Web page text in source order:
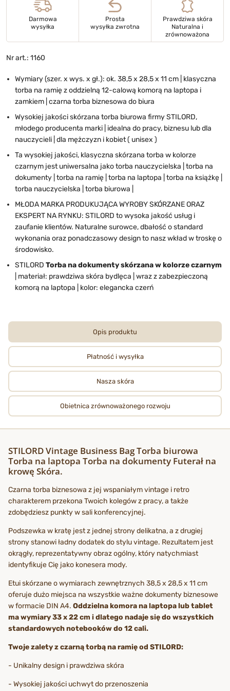
Darmowa
wysyłka
Prosta
wysyłka zwrotna
Prawdziwa skóra
Naturalna i
zrównoważona
Nr art.: 1160
Wymiary (szer. x wys. x gł.): ok. 38,5 x 28,5 x 11 cm | klasyczna
torba na ramię z oddzielną 12-calową komorą na laptopa i
zamkiem | czarna torba biznesowa do biura
Wysokiej jakości skórzana torba biurowa firmy STILORD,
młodego producenta marki | idealna do pracy, biznesu lub dla
nauczycieli | dla mężczyzn i kobiet ( unisex )
Ta wysokiej jakości, klasyczna skórzana torba w kolorze
czarnym jest uniwersalna jako torba nauczycielska | torba na
dokumenty | torba na ramię | torba na laptopa | torba na książkę |
torba nauczycielska | torba biurowa |
MŁODA MARKA PRODUKUJĄCA WYROBY SKÓRZANE ORAZ
EKSPERT NA RYNKU: STILORD to wysoka jakość usług i
zaufanie klientów. Naturalne surowce, dbałość o standard
wykonania oraz ponadczasowy design to nasz wkład w troskę o
środowisko.
STILORD Torba na dokumenty skórzana w kolorze czarnym
| materiał: prawdziwa skóra bydlęca | wraz z zabezpieczoną
komorą na laptopa | kolor: elegancka czerń
Opis produktu
Płatność i wysyłka
Nasza skóra
Obietnica zrównoważonego rozwoju
STILORD Vintage Business Bag Torba biurowa
Torba na laptopa Torba na dokumenty Futerał na
krowę Skóra.
Czarna torba biznesowa z jej wspaniałym vintage i retro
charakterem przekona Twoich kolegów z pracy, a także
zdobędziesz punkty w sali konferencyjnej.
Podszewka w kratę jest z jednej strony delikatna, a z drugiej
strony stanowi ładny dodatek do stylu vintage. Rezultatem jest
okrągły, reprezentatywny obraz ogólny, który natychmiast
identyfikuje Cię jako konesera mody.
Etui skórzane o wymiarach zewnętrznych 38,5 x 28,5 x 11 cm
oferuje dużo miejsca na wszystkie ważne dokumenty biznesowe
w formacie DIN A4. Oddzielna komora na laptopa lub tablet
ma wymiary 33 x 22 cm i dlatego nadaje się do wszystkich
standardowych notebooków do 12 cali.
Twoje zalety z czarną torbą na ramię od STILORD:
- Unikalny design i prawdziwa skóra
- Wysokiej jakości uchwyt do przenoszenia